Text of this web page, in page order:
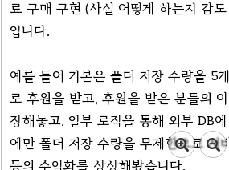
료 구매 구현 (사실 어떻게 하는지 감
입니다.
예를 들어 기본은 폴더 저장 수량을 5
로 후원을 받고, 후원을 받은 분들의
장해놓고, 일부 로직을 통해 외부 DB
에만 폴더 저장 수량을 무제한으로 서
등의 수익화를 상상해봤습니다.